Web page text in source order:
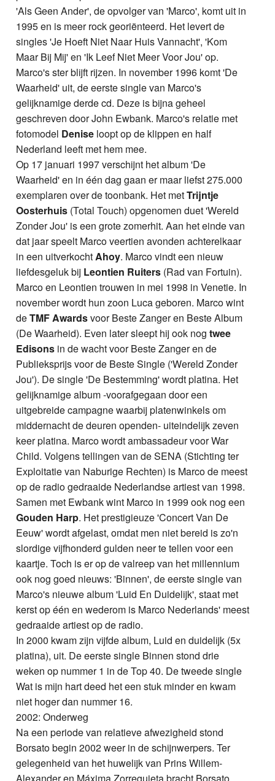
'Als Geen Ander', de opvolger van 'Marco', komt uit in
1995 en is meer rock georiënteerd. Het levert de
singles 'Je Hoeft Niet Naar Huis Vannacht', 'Kom
Maar Bij Mij' en 'Ik Leef Niet Meer Voor Jou' op.
Marco's ster blijft rijzen. In november 1996 komt 'De
Waarheid' uit, de eerste single van Marco's
gelijknamige derde cd. Deze is bijna geheel
geschreven door John Ewbank. Marco's relatie met
fotomodel Denise loopt op de klippen en half
Nederland leeft met hem mee.
Op 17 januari 1997 verschijnt het album 'De
Waarheid' en in één dag gaan er maar liefst 275.000
exemplaren over de toonbank. Het metTrijntje
Oosterhuis (Total Touch) opgenomen duet 'Wereld
Zonder Jou' is een grote zomerhit. Aan het einde van
dat jaar speelt Marco veertien avonden achterelkaar
in een uitverkochtAhoy. Marco vindt een nieuw
liefdesgeluk bij Leontien Ruiters (Rad van Fortuin).
Marco en Leontien trouwen in mei 1998 in Venetie. In
november wordt hun zoon Luca geboren. Marco wint
deTMF Awardsvoor Beste Zanger en Beste Album
(De Waarheid). Even later sleept hij ook nogtwee
Edisons in de wacht voor Beste Zanger en de
Publieksprijs voor de Beste Single ('Wereld Zonder
Jou'). De single 'De Bestemming' wordt platina. Het
gelijknamige album -voorafgegaan door een
uitgebreide campagne waarbij platenwinkels om
middernacht de deuren openden- uiteindelijk zeven
keer platina. Marco wordt ambassadeur voor War
Child. Volgens tellingen van de SENA (Stichting ter
Exploitatie van Naburige Rechten) is Marco de meest
op de radio gedraaide Nederlandse artiest van 1998.
Samen met Ewbank wint Marco in 1999 ook nog een
Gouden Harp. Het prestigieuze 'Concert Van De
Eeuw' wordt afgelast, omdat men niet bereid is zo'n
slordige vijfhonderd gulden neer te tellen voor een
kaartje. Toch is er op de valreep van het millennium
ook nog goed nieuws: 'Binnen', de eerste single van
Marco's nieuwe album 'Luid En Duidelijk', staat met
kerst op één en wederom is Marco Nederlands' meest
gedraaide artiest op de radio.
In 2000 kwam zijn vijfde album, Luid en duidelijk (5x
platina), uit. De eerste single Binnen stond drie
weken op nummer 1 in de Top 40. De tweede single
Wat is mijn hart deed het een stuk minder en kwam
niet hoger dan nummer 16.
2002: Onderweg
Na een periode van relatieve afwezigheid stond
Borsato begin 2002 weer in de schijnwerpers. Ter
gelegenheid van het huwelijk van Prins Willem-